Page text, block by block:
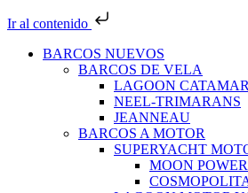
Ir al contenido
BARCOS NUEVOS
BARCOS DE VELA
LAGOON
NEEL-TRIMARANS
JEANNEAU
BARCOS A MOTOR
SUPERYACHT
MOON